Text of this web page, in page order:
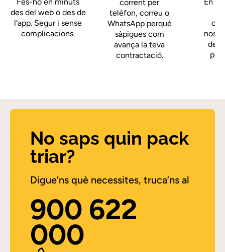
des del web o des de
l’app. Segur i sense
complicacions.
corrent per
telèfon, correu o
WhatsApp perquè
sàpigues com
avança la teva
contractació.
per
No saps quin pack
triar?
Digue’ns què necessites, truca’ns al
900 622
000